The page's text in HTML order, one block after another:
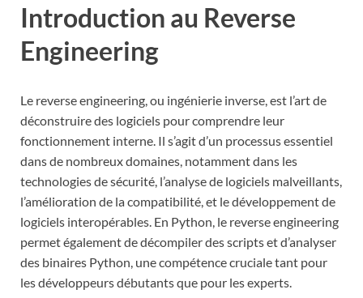
Introduction au Reverse
Engineering
Le reverse engineering, ou ingénierie inverse, est l’art de
déconstruire des logiciels pour comprendre leur
fonctionnement interne. Il s’agit d’un processus essentiel
dans de nombreux domaines, notamment dans les
technologies de sécurité, l’analyse de logiciels malveillants,
l’amélioration de la compatibilité, et le développement de
logiciels interopérables. En Python, le reverse engineering
permet également de décompiler des scripts et d’analyser
des binaires Python, une compétence cruciale tant pour
les développeurs débutants que pour les experts.